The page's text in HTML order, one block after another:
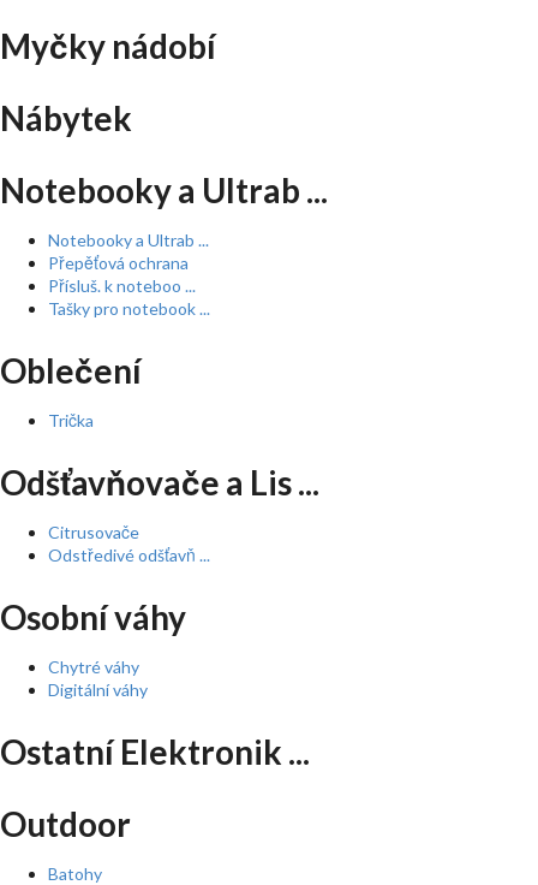
Myčky nádobí
Nábytek
Notebooky a Ultrab ...
Notebooky a Ultrab ...
Přepěťová ochrana
Přísluš. k noteboo ...
Tašky pro notebook ...
Oblečení
Trička
Odšťavňovače a Lis ...
Citrusovače
Odstředivé odšťavň ...
Osobní váhy
Chytré váhy
Digitální váhy
Ostatní Elektronik ...
Outdoor
Batohy